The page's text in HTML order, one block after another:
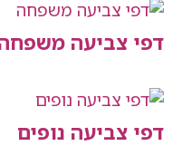
משפחה
נופים